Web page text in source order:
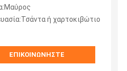
4T8695 8J8703
8T7020
ή χαρτοκιβώτιο
ΕΠΙΚΟΙΝΩΝΉΣΤΕ